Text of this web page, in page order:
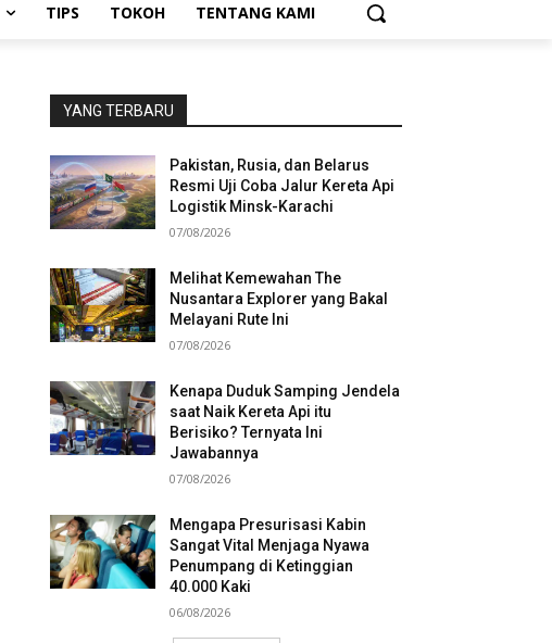
TIPS TOKOH TENTANG KAMI
YANG TERBARU
Pakistan, Rusia, dan Belarus
Resmi Uji Coba Jalur Kereta Api
Logistik Minsk-Karachi
07/08/2026
Melihat Kemewahan The
Nusantara Explorer yang Bakal
Melayani Rute Ini
07/08/2026
Kenapa Duduk Samping Jendela
saat Naik Kereta Api itu
Berisiko? Ternyata Ini
Jawabannya
07/08/2026
Mengapa Presurisasi Kabin
Sangat Vital Menjaga Nyawa
Penumpang di Ketinggian
40.000 Kaki
06/08/2026